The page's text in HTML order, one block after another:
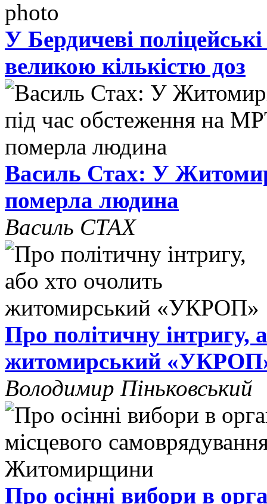
У Бердичеві
великою кількістю доз
Василь Стах: У
померла людина
Василь СТАХ
Про політичну інтригу,
житомирський
Володимир Піньковський
Про осінні вибори в